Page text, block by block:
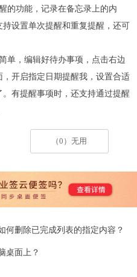
的功能，记录在备忘录上的内
设置单次提醒和重复提醒，还可
单，编辑好待办事项，点击右边
开启指定日期提醒我，设置合适
有提醒事项时，还支持通过提醒
（0）无用
何删除已完成列表的指定内容？
桌面上？